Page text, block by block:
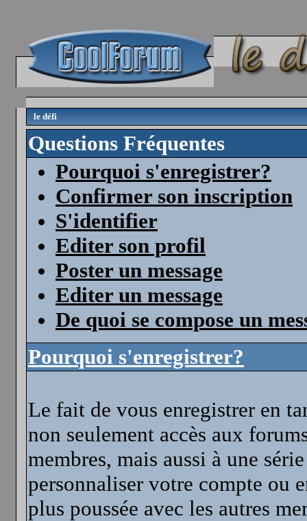
le défi
Questions Fréquentes
Pourquoi s'enregistrer?
Confirmer son inscription
S'identifier
Editer son profil
Poster un message
Editer un message
De quoi se compose un
Pourquoi s'enregistrer?
Le fait de vous enregistrer en
non seulement accès aux
membres, mais aussi à une
personnaliser votre compte ou
plus poussée avec les autres